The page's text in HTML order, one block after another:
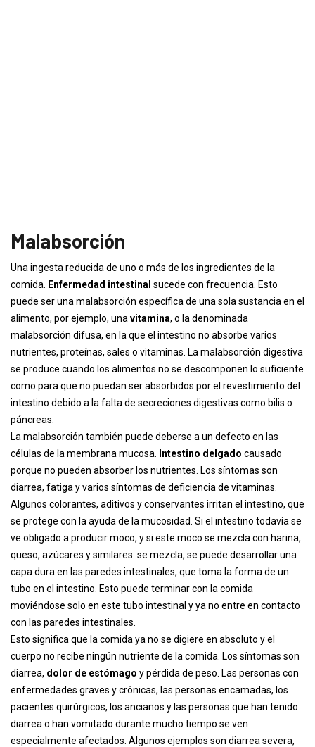
Malabsorción
Una ingesta reducida de uno o más de los ingredientes de la
comida.
Enfermedad intestinal sucede con frecuencia. Esto
puede ser una malabsorción específica de una sola sustancia en el
alimento, por ejemplo, una vitamina, o la denominada
malabsorción difusa, en la que el intestino no absorbe varios
nutrientes, proteínas, sales o vitaminas. La malabsorción digestiva
se produce cuando los alimentos no se descomponen lo suficiente
como para que no puedan ser absorbidos por el revestimiento del
intestino debido a la falta de secreciones digestivas como bilis o
páncreas.
La malabsorción también puede deberse a un defecto en las
células de la membrana mucosa.
Intestino delgado causado
porque no pueden absorber los nutrientes. Los síntomas son
diarrea, fatiga y varios síntomas de deficiencia de vitaminas.
Algunos colorantes, aditivos y conservantes irritan el intestino, que
se protege con la ayuda de la mucosidad. Si el intestino todavía se
ve obligado a producir moco, y si este moco se mezcla con harina,
queso, azúcares y similares. se mezcla, se puede desarrollar una
capa dura en las paredes intestinales, que toma la forma de un
tubo en el intestino. Esto puede terminar con la comida
moviéndose solo en este tubo intestinal y ya no entre en contacto
con las paredes intestinales.
Esto significa que la comida ya no se digiere en absoluto y el
cuerpo no recibe ningún nutriente de la comida. Los síntomas son
diarrea, dolor de estómago y pérdida de peso. Las personas con
enfermedades graves y crónicas, las personas encamadas, los
pacientes quirúrgicos, los ancianos y las personas que han tenido
diarrea o han vomitado durante mucho tiempo se ven
especialmente afectados. Algunos ejemplos son diarrea severa,